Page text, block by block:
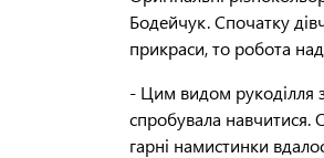
Бодейчук. Спочатку
прикраси, то робота
- Цим видом рукоділля
спробувала навчитися.
гарні намистинки